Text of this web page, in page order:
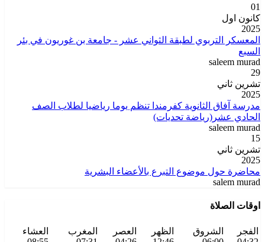
01
كانون اول
2025
المعسكر التربوي لطبقة الثواني عشر - جامعة بن غوريون في بئر
السبع
saleem murad
29
تشرين ثاني
2025
مدرسة آفاق الثانوية كفرمندا تنظم يوما رياضيا لطلاب الصف
الحادي عشر(رياضة تحديات)
saleem murad
15
تشرين ثاني
2025
محاضرة حول موضوع التبرع بالأعضاء البشرية
salem murad
اوقات الصلاة
الفجر
الشروق
الظهر
العصر
المغرب
العشاء